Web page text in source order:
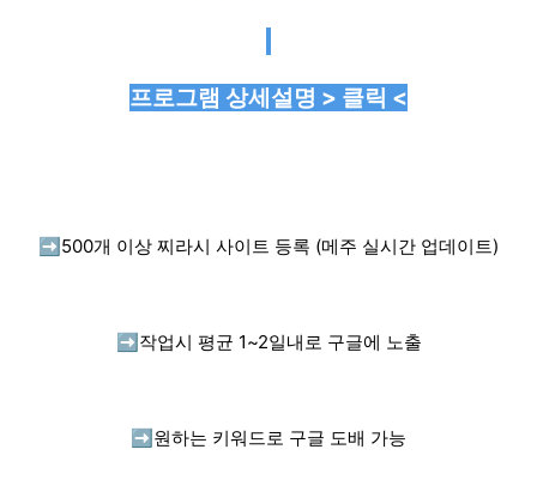
프로그램 상세설명 > 클릭 <
➡️ 500개 이상 찌라시 사이트 등록 (메주 실시간 업데이트)
➡️ 작업시 평균 1~2일내로 구글에 노출
➡️ 원하는 키워드로 구글 도배 가능